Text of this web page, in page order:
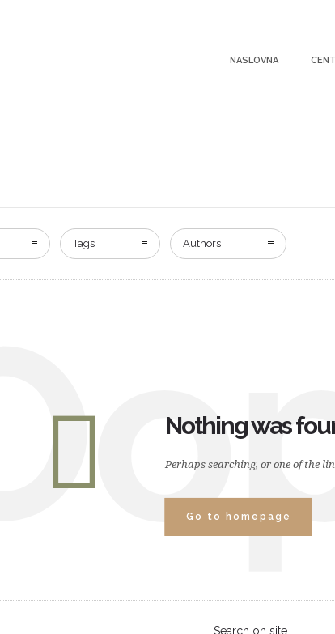
NASLOVNA
Tags Authors
Nothing was
Perhaps searching, or one of the
Go to homepage
Search on site